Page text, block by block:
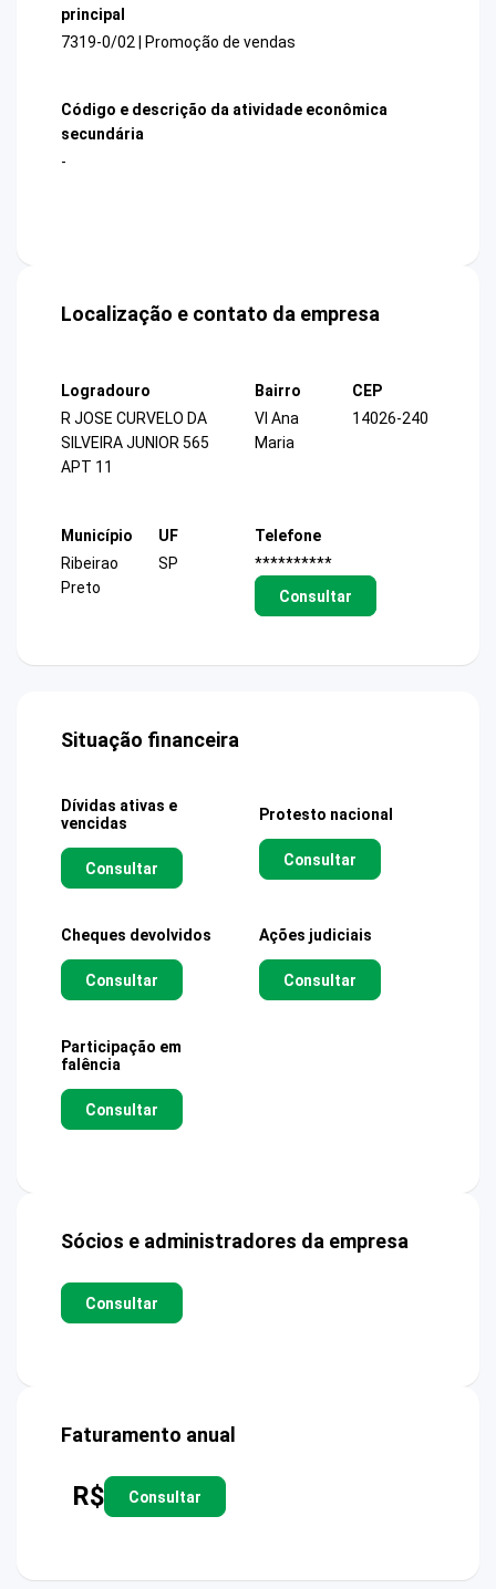
principal
7319-0/02 | Promoção de vendas
Código e descrição da atividade econômica
secundária
-
Localização e contato da empresa
Logradouro
R JOSE CURVELO DA
SILVEIRA JUNIOR 565
APT 11
Bairro
Vl Ana
Maria
CEP
14026-240
Município
Ribeirao
Preto
UF
SP
Telefone
**********
Consultar
Situação financeira
Dívidas ativas e
vencidas
Consultar
Protesto nacional
Consultar
Cheques devolvidos
Consultar
Ações judiciais
Consultar
Participação em
falência
Consultar
Sócios e administradores da empresa
Consultar
Faturamento anual
R$ Consultar